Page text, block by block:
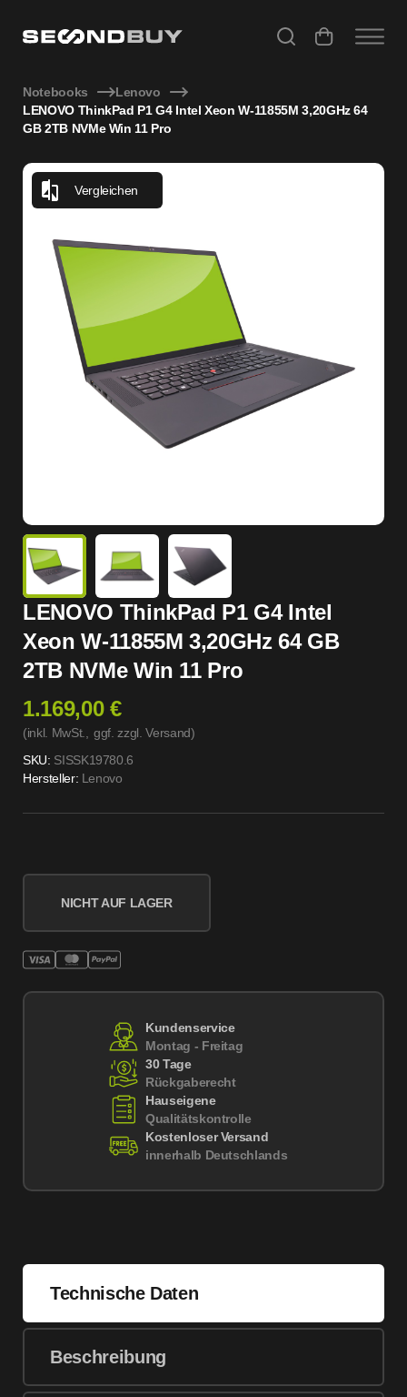
Notebooks
Lenovo
LENOVO ThinkPad P1 G4 Intel Xeon W-11855M 3,20GHz 64
GB 2TB NVMe Win 11 Pro
Vergleichen
LENOVO ThinkPad P1 G4 Intel
Xeon W-11855M 3,20GHz 64 GB
2TB NVMe Win 11 Pro
1.169,00 €
(inkl. MwSt., ggf. zzgl. Versand)
SKU: SISSK19780.6
Hersteller: Lenovo
NICHT AUF LAGER
Kundenservice
Montag - Freitag
30 Tage
Rückgaberecht
Hauseigene
Qualitätskontrolle
Kostenloser Versand
innerhalb Deutschlands
Technische Daten
Beschreibung